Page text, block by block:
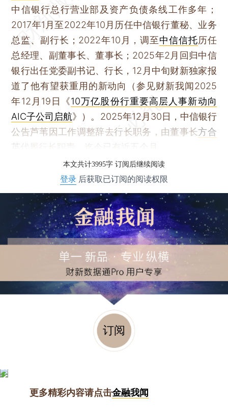
中信银行总行营业部及资产负债条线工作多年；
2017年1月至2022年10月历任中信银行董秘、业务
总监、副行长；2022年10月，调至中信信托历任
总经理、副董事长、董事长；2025年2月回归中信
银行出任党委副书记、行长，12月中旬财新独家报
道了他有望获重用的新动向（参见财新我闻2025
年12月19日《10万亿股份行重要高层人事新动向
AIC子公司启航》）。2025年12月30日，中信银行
公告芦苇因工作调整辞去行长职务，由董事长方合
英
代履行长职责，迄今已有近五个月。
本文共计3995字 订阅后继续阅读
登录 后获取已订阅的阅读权限
订阅
更多精彩内容请点击金融我闻